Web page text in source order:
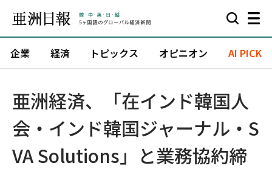
企業 経済 トピックス オピニオン AI PICK
亜洲経済、「在インド韓国人
会・インド韓国ジャーナル・S
VA Solutions」と業務協約締